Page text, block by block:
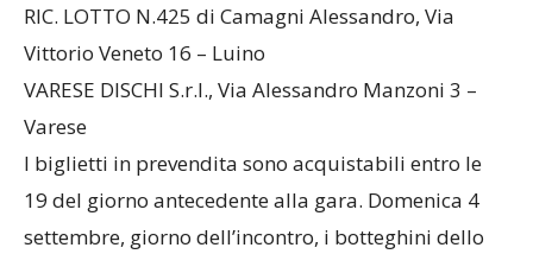
RIC. LOTTO N.425 di Camagni Alessandro, Via
Vittorio Veneto 16 – Luino
VARESE DISCHI S.r.l., Via Alessandro Manzoni 3 –
Varese
I biglietti in prevendita sono acquistabili entro le
19 del giorno antecedente alla gara. Domenica 4
settembre, giorno dell’incontro, i botteghini dello